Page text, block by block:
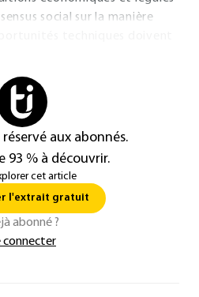
social sur la manière
aux abonnés.
93 % à découvrir.
cet article
l'extrait gratuit
abonné ?
connecter